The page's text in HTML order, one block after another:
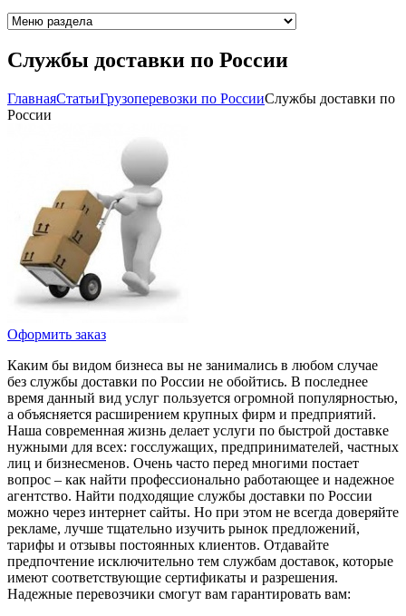
Cлужбы доставки по России
ГлавнаяCтатьиГрузоперевозки по РоссииCлужбы доставки по
России
Оформить заказ
Каким бы видом бизнеса вы не занимались в любом случае
без службы доставки по России не обойтись. В последнее
время данный вид услуг пользуется огромной популярностью,
а объясняется расширением крупных фирм и предприятий.
Наша современная жизнь делает услуги по быстрой доставке
нужными для всех: госслужащих, предпринимателей, частных
лиц и бизнесменов. Очень часто перед многими постает
вопрос – как найти профессионально работающее и надежное
агентство. Найти подходящие службы доставки по России
можно через интернет сайты. Но при этом не всегда доверяйте
рекламе, лучше тщательно изучить рынок предложений,
тарифы и отзывы постоянных клиентов. Отдавайте
предпочтение исключительно тем службам доставок, которые
имеют соответствующие сертификаты и разрешения.
Надежные перевозчики смогут вам гарантировать вам: